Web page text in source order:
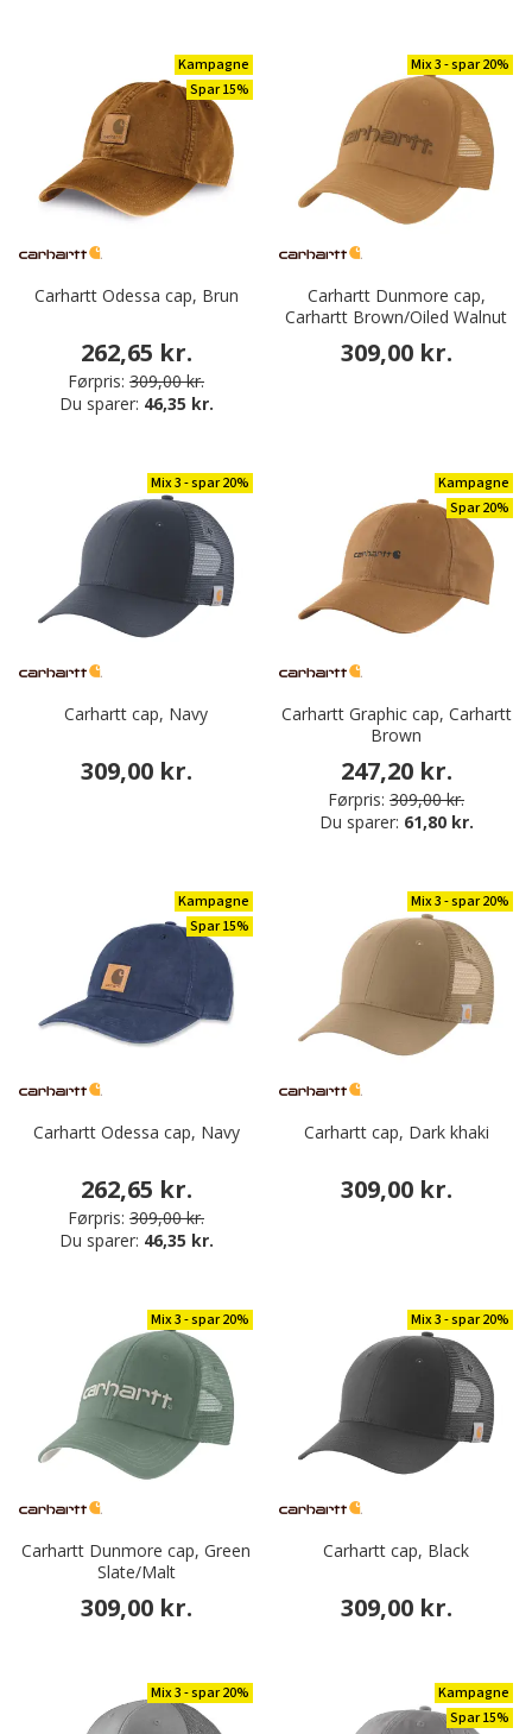
Kampagne
Spar 15%
Carhartt Odessa cap, Brun
262,65 kr.
Førpris: 309,00 kr.
Du sparer: 46,35 kr.
Mix 3 - spar 20%
Carhartt Dunmore cap,
Carhartt Brown/Oiled Walnut
309,00 kr.
Mix 3 - spar 20%
Carhartt cap, Navy
309,00 kr.
Kampagne
Spar 20%
Carhartt Graphic cap, Carhartt
Brown
247,20 kr.
Førpris: 309,00 kr.
Du sparer: 61,80 kr.
Kampagne
Spar 15%
Carhartt Odessa cap, Navy
262,65 kr.
Førpris: 309,00 kr.
Du sparer: 46,35 kr.
Mix 3 - spar 20%
Carhartt cap, Dark khaki
309,00 kr.
Mix 3 - spar 20%
Carhartt Dunmore cap, Green
Slate/Malt
309,00 kr.
Mix 3 - spar 20%
Carhartt cap, Black
309,00 kr.
Mix 3 - spar 20%
Kampagne
Spar 15%